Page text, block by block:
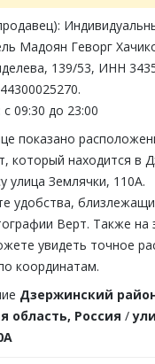
Мадоян Геворг
139/53, ИНН
09:30 до 23:00
показано
который находится в
улица Землячки, 110А.
удобства,
Верт. Также на
увидеть точное
координатам.
Дзержинский
область, Россия /